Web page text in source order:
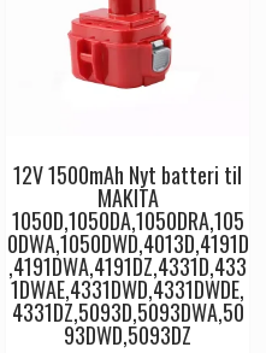
12V 1500mAh Nyt batteri til
MAKITA
1050D,1050DA,1050DRA,105
0DWA,1050DWD,4013D,4191D
,4191DWA,4191DZ,4331D,433
1DWAE,4331DWD,4331DWDE,
4331DZ,5093D,5093DWA,50
93DWD,5093DZ